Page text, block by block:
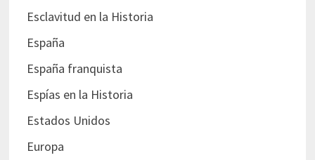
Esclavitud en la Historia
España
España franquista
Espías en la Historia
Estados Unidos
Europa